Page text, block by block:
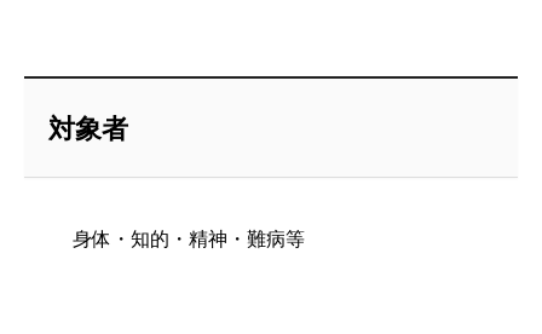
対象者
身体・知的・精神・難病等